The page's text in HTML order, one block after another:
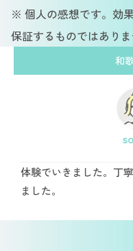
※ 個人の感想です。効
保証するものではありま
和
体験でいきました。丁
ました。